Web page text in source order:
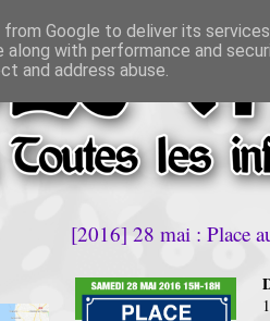
[2016] 28 mai : Place
Google to deliver its
along with performance and
and address abuse.